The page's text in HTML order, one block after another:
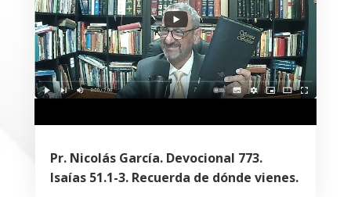
Pr. Nicolás García. Devocional 773.
Isaías 51.1-3. Recuerda de dónde vienes.